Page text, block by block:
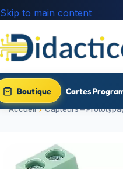
Skip to main content
Boutique Cartes
Accueil Capteurs –